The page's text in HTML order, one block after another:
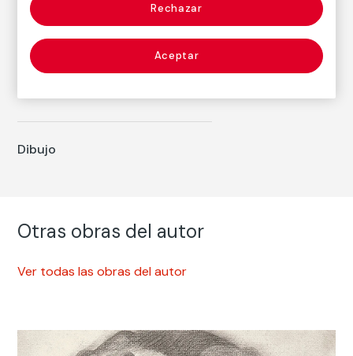
Autor
Daniel Vázquez Díaz
Nacimiento: Nerva, Huelva, 1882
Dibujo
Otras obras del autor
Ver todas las obras del autor
Rechazar
Aceptar